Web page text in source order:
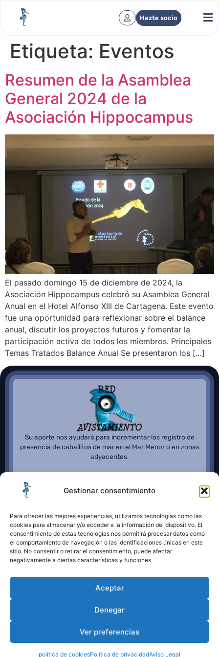
Gestionar consentimiento
Para ofrecer las mejores experiencias, utilizamos tecnologías como las
cookies para almacenar y/o acceder a la información del dispositivo. El
consentimiento de estas tecnologías nos permitirá procesar datos como
el comportamiento de navegación o las identificaciones únicas en este
sitio. No consentir o retirar el consentimiento, puede afectar
negativamente a ciertas características y funciones.
Aceptar
Denegar
Ver preferencias
política de cookiesPolítica de privacidadAviso Legal
Hazte socio
Etiqueta: Eventos
Resumen de la Asamblea
General 2024 de la
Asociación Hippocampus
El pasado domingo 15 de diciembre de 2024, la
Asociación Hippocampus celebró su Asamblea General
Anual en el Hotel Alfonso XIII de Cartagena. Este evento
fue una oportunidad para reflexionar sobre el balance
anual, discutir los proyectos futuros y fomentar la
participación activa de todos los miembros. Principales
Temas Tratados Balance Anual Se presentaron los […]
Su aporte nos ayudará para incrementar los registro de
presencia de caballitos de mar en el Mar Menor o en zonas
adyacentes.